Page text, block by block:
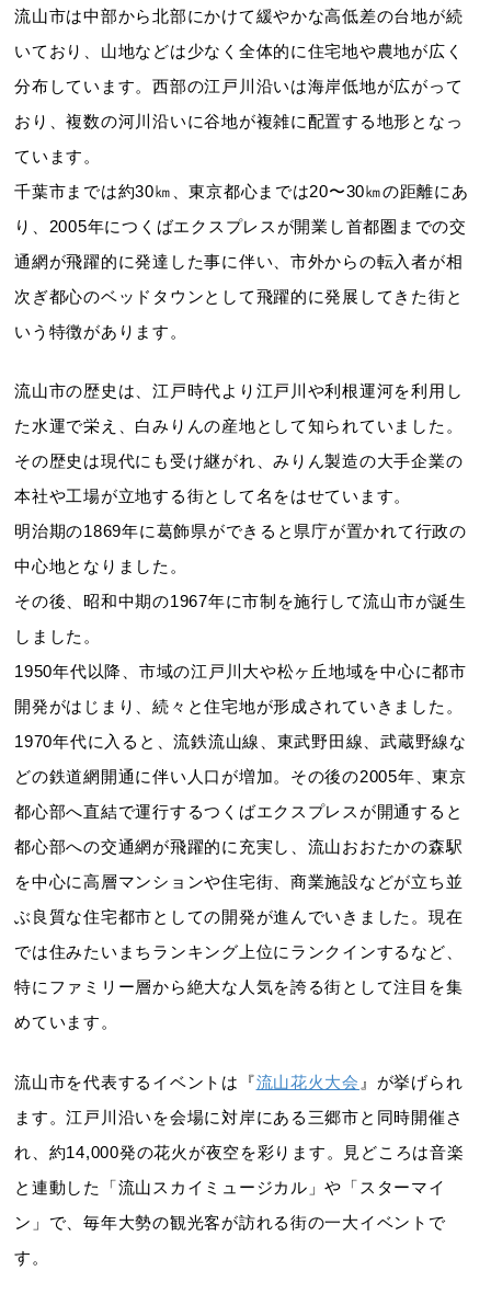
流山市は中部から北部にかけて緩やかな高低差の台地が続
いており、山地などは少なく全体的に住宅地や農地が広く
分布しています。西部の江戸川沿いは海岸低地が広がって
おり、複数の河川沿いに谷地が複雑に配置する地形となっ
ています。
千葉市までは約30㎞、東京都心までは20〜30㎞の距離にあ
り、2005年につくばエクスプレスが開業し首都圏までの交
通網が飛躍的に発達した事に伴い、市外からの転入者が相
次ぎ都心のベッドタウンとして飛躍的に発展してきた街と
いう特徴があります。
流山市の歴史は、江戸時代より江戸川や利根運河を利用し
た水運で栄え、白みりんの産地として知られていました。
その歴史は現代にも受け継がれ、みりん製造の大手企業の
本社や工場が立地する街として名をはせています。
明治期の1869年に葛飾県ができると県庁が置かれて行政の
中心地となりました。
その後、昭和中期の1967年に市制を施行して流山市が誕生
しました。
1950年代以降、市域の江戸川大や松ヶ丘地域を中心に都市
開発がはじまり、続々と住宅地が形成されていきました。
1970年代に入ると、流鉄流山線、東武野田線、武蔵野線な
どの鉄道網開通に伴い人口が増加。その後の2005年、東京
都心部へ直結で運行するつくばエクスプレスが開通すると
都心部への交通網が飛躍的に充実し、流山おおたかの森駅
を中心に高層マンションや住宅街、商業施設などが立ち並
ぶ良質な住宅都市としての開発が進んでいきました。現在
では住みたいまちランキング上位にランクインするなど、
特にファミリー層から絶大な人気を誇る街として注目を集
めています。
流山市を代表するイベントは『流山花火大会 』が挙げられ
ます。江戸川沿いを会場に対岸にある三郷市と同時開催さ
れ、約14,000発の花火が夜空を彩ります。見どころは音楽
と連動した「流山スカイミュージカル」や「スターマイ
ン」で、毎年大勢の観光客が訪れる街の一大イベントで
す。